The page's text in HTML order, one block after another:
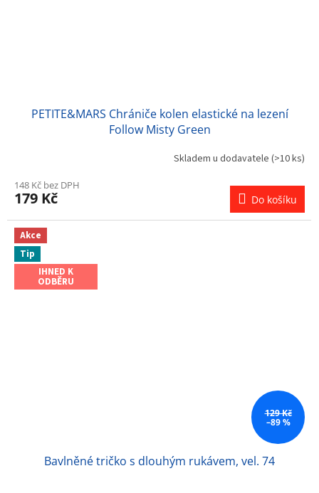
PETITE&MARS Chrániče kolen elastické na lezení
Follow Misty Green
Skladem u dodavatele (>10 ks)
148 Kč bez DPH
179 Kč Do košíku
Akce
Tip
IHNED K
ODBĚRU
129 Kč
–89 %
Bavlněné tričko s dlouhým rukávem, vel. 74